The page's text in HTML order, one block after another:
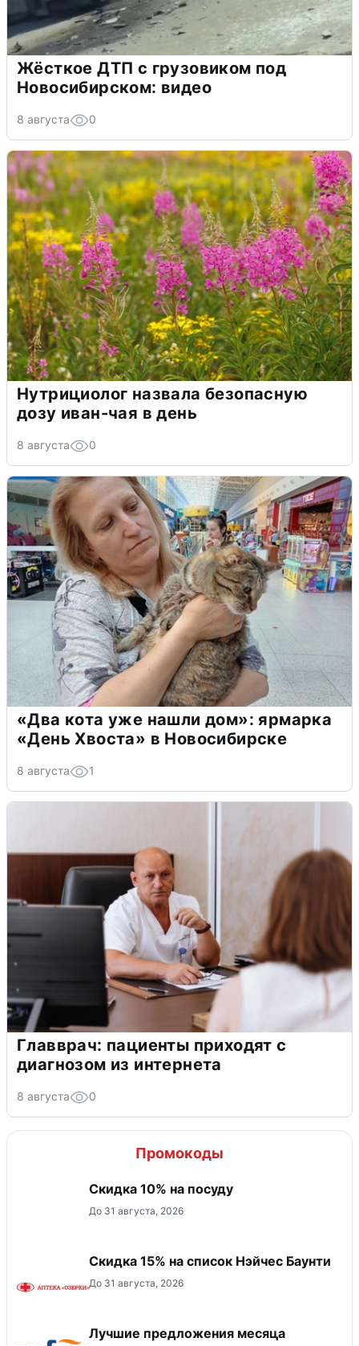
Жёсткое ДТП с грузовиком под
Новосибирском: видео
8 августа 0
Нутрициолог назвала безопасную
дозу иван-чая в день
8 августа 0
«Два кота уже нашли дом»: ярмарка
«День Хвоста» в Новосибирске
8 августа 1
Главврач: пациенты приходят с
диагнозом из интернета
8 августа 0
Промокоды
Скидка 10% на посуду
До 31 августа, 2026
Скидка 15% на список Нэйчес Баунти
До 31 августа, 2026
Лучшие предложения месяца